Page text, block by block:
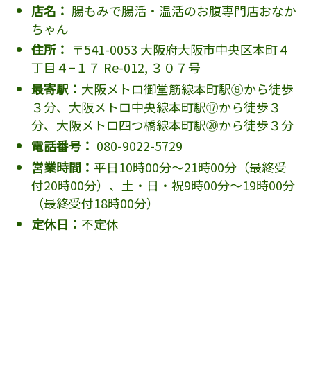
店名： 腸もみで腸活・温活のお腹専門店おなか
ちゃん
住所： 〒541-0053 大阪府大阪市中央区本町４
丁目４−１７ Re-012, ３０７号
最寄駅： 大阪メトロ御堂筋線本町駅⑧から徒歩
３分、大阪メトロ中央線本町駅⑰から徒歩３
分、大阪メトロ四つ橋線本町駅⑳から徒歩３分
電話番号： 080-9022-5729
営業時間： 平日10時00分～21時00分（最終受
付20時00分）、土・日・祝9時00分～19時00分
（最終受付18時00分）
定休日： 不定休